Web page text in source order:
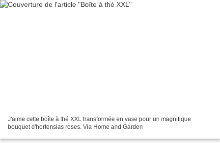
J'aime cette boîte à thé XXL transformée en vase pour un magnifique
bouquet d'hortensias roses. Via Home and Garden